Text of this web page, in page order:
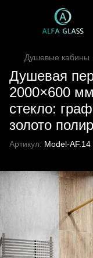
Душевые кабины
Душевая
2000×600
стекло:
золото
Артикул: Model-AF.14